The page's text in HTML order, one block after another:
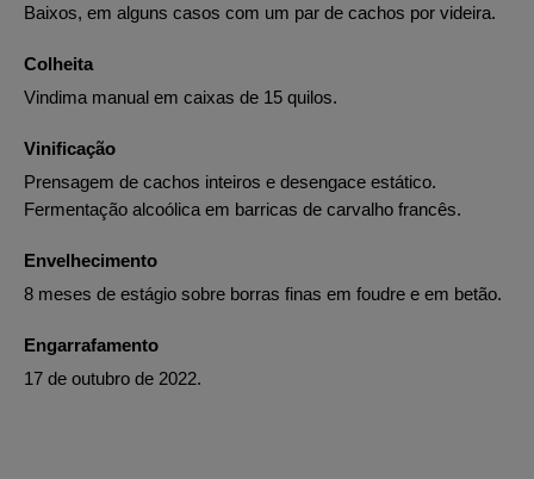
Baixos, em alguns casos com um par de cachos por videira.
Colheita
Vindima manual em caixas de 15 quilos.
Vinificação
Prensagem de cachos inteiros e desengace estático.
Fermentação alcoólica em barricas de carvalho francês.
Envelhecimento
8 meses de estágio sobre borras finas em foudre e em betão.
Engarrafamento
17 de outubro de 2022.